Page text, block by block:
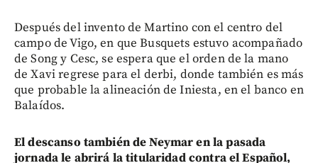
Después del invento de Martino con el centro del
campo de Vigo, en que Busquets estuvo acompañado
de Song y Cesc, se espera que el orden de la mano
de Xavi regrese para el derbi, donde también es más
que probable la alineación de Iniesta, en el banco en
Balaídos.
El descanso también de Neymar en la pasada
jornada le abrirá la titularidad contra el Español,